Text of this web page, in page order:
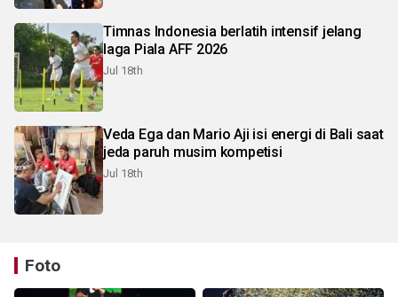
Timnas Indonesia berlatih intensif jelang
laga Piala AFF 2026
Jul 18th
Veda Ega dan Mario Aji isi energi di Bali saat
jeda paruh musim kompetisi
Jul 18th
Foto